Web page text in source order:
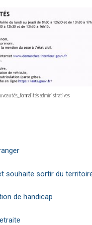
administratives
souhaite sortir du
de handicap